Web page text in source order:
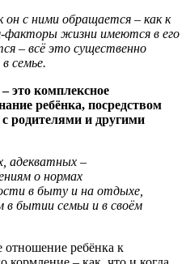
он с ними обращается – как к
факторы жизни имеются в его
– всё это существенно
семье.
это комплексное
ребёнка, посредством
родителями и другими
адекватных –
о нормах
в быту и на отдыхе,
в бытии семьи и в своём
отношение ребёнка к